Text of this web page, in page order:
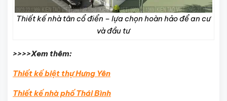
Thiết kế nhà tân cổ điển – lựa chọn hoàn hảo để an cư
và đầu tư
>>>>Xem thêm:
Thiết kế biệt thự Hưng Yên
Thiết kế nhà phố Thái Bình